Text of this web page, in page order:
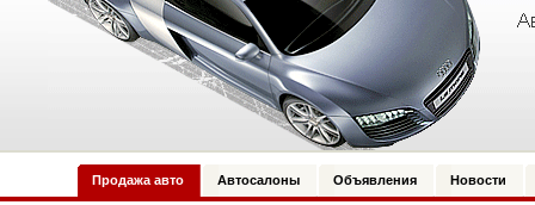
Продажа авто Автосалоны Объявления Новости